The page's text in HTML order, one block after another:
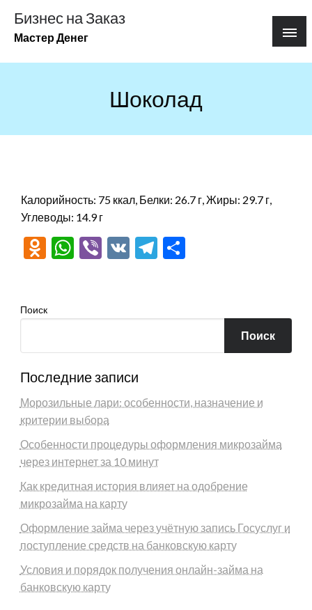
содержимому
Бизнес на Заказ
Мастер Денег
Шоколад
Калорийность: 75 ккал, Белки: 26.7 г, Жиры: 29.7 г,
Углеводы: 14.9 г
Odnoklassniki
WhatsApp
Viber
VK Telegram
Поиск
Поиск
Последние записи
Морозильные лари: особенности, назначение и
критерии выбора
Особенности процедуры оформления микрозайма
через интернет за 10 минут
Как кредитная история влияет на одобрение
микрозайма на карту
Оформление займа через учётную запись Госуслуг и
поступление средств на банковскую карту
Условия и порядок получения онлайн-займа на
банковскую карту